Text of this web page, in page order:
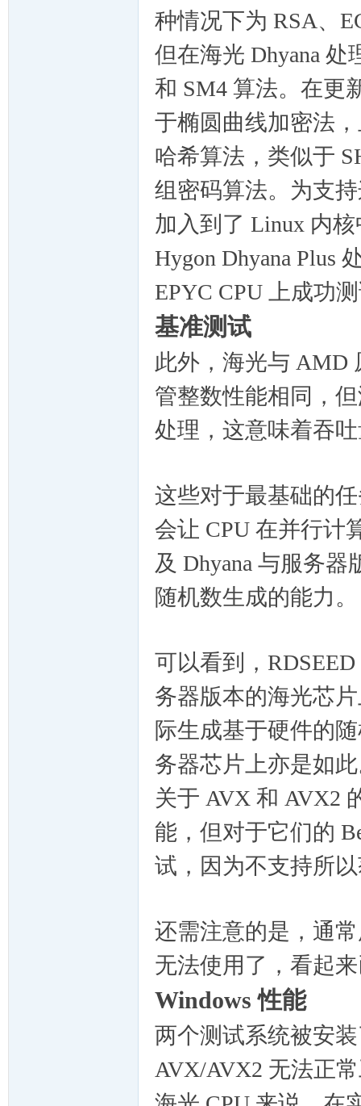
种情况下为 RSA、
但在海光 Dhyana 处
和 SM4 算法。在更
于椭圆曲线加密法
哈希算法，类似于
组密码算法。为支
加入到了 Linux 内
Hygon Dhyana Plus
EPYC CPU 上成功
基准测试
此外，海光与 AMD
管整数性能相同，
处理，这意味着吞
这些对于最基础的
会让 CPU 在并行计
及 Dhyana 与服务器
随机数生成的能力。
可以看到，
务器版本的海光芯
际生成基于硬件的
务器芯片上亦是如
关于 AVX 和 AVX2
能，但对于它们的
试，因为不支持所
还需注意的是，通
无法使用了，看起
Windows 性能
两个测试系统被安
AVX/AVX2 无法正